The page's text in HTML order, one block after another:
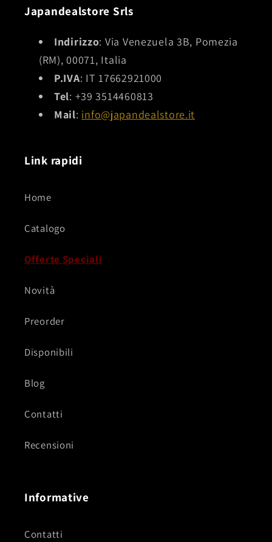
interessante.
Japandealstore Srls
Indirizzo: Via Venezuela 3B, Pomezia
(RM), 00071, Italia
P.IVA: IT 17662921000
Tel: +39 3514460813
Mail: info@japandealstore.it
Link rapidi
Home
Catalogo
Offerte Speciali
Novità
Preorder
Disponibili
Blog
Contatti
Recensioni
Informative
Contatti